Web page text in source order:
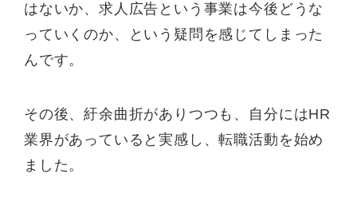
はないか、求人広告という事業は今後どうな
っていくのか、という疑問を感じてしまった
んです。
その後、紆余曲折がありつつも、自分にはHR
業界があっていると実感し、転職活動を始め
ました。